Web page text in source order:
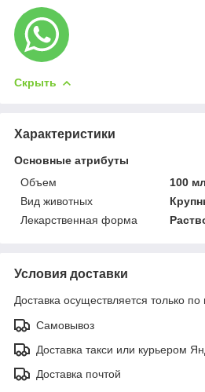
Скрыть
Характеристики
Основные атрибуты
Объем
100 мл
Вид животных
Лекарственная форма
Условия доставки
Доставка осуществляется только по
Самовывоз
Доставка такси или курьером
Доставка почтой